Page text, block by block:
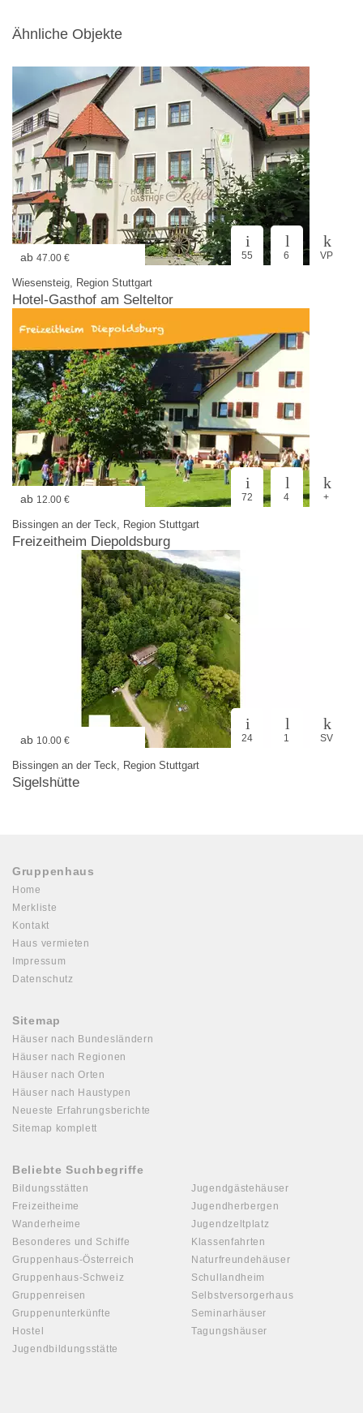
Ähnliche Objekte
ab 47.00 € 55 6 VP
Wiesensteig, Region Stuttgart
Hotel-Gasthof am Selteltor
ab 12.00 € 72 4 +
Bissingen an der Teck, Region Stuttgart
Freizeitheim Diepoldsburg
ab 10.00 € 24 1 SV
Bissingen an der Teck, Region Stuttgart
Sigelshütte
Gruppenhaus
Home
Merkliste
Kontakt
Haus vermieten
Impressum
Datenschutz
Sitemap
Häuser nach Bundesländern
Häuser nach Regionen
Häuser nach Orten
Häuser nach Haustypen
Neueste Erfahrungsberichte
Sitemap komplett
Beliebte Suchbegriffe
Bildungsstätten
Freizeitheime
Wanderheime
Besonderes und Schiffe
Gruppenhaus-Österreich
Gruppenhaus-Schweiz
Gruppenreisen
Gruppenunterkünfte
Hostel
Jugendbildungsstätte
Jugendgästehäuser
Jugendherbergen
Jugendzeltplatz
Klassenfahrten
Naturfreundehäuser
Schullandheim
Selbstversorgerhaus
Seminarhäuser
Tagungshäuser